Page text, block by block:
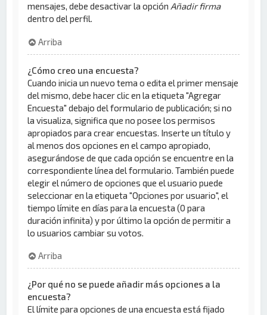
mensajes, debe desactivar la opción Añadir firma
dentro del perfil.
Arriba
¿Cómo creo una encuesta?
Cuando inicia un nuevo tema o edita el primer mensaje
del mismo, debe hacer clic en la etiqueta "Agregar
Encuesta" debajo del formulario de publicación; si no
la visualiza, significa que no posee los permisos
apropiados para crear encuestas. Inserte un título y
al menos dos opciones en el campo apropiado,
asegurándose de que cada opción se encuentre en la
correspondiente línea del formulario. También puede
elegir el número de opciones que el usuario puede
seleccionar en la etiqueta "Opciones por usuario", el
tiempo límite en días para la encuesta (0 para
duración infinita) y por último la opción de permitir a
lo usuarios cambiar su votos.
Arriba
¿Por qué no se puede añadir más opciones a la
encuesta?
El límite para opciones de una encuesta está fijado